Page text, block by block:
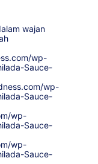
wp-
Sauce-
wp-
Sauce-
wp-
Sauce-
wp-
Sauce-